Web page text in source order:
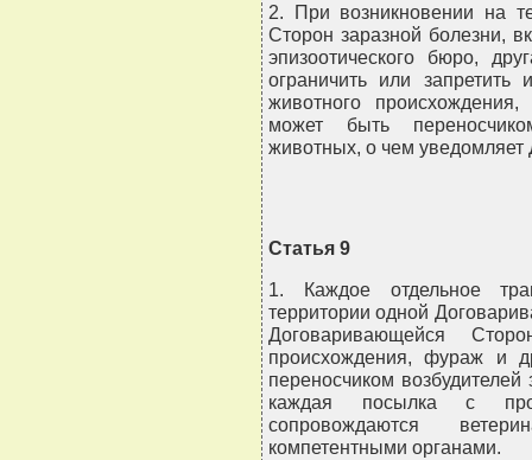
2. При возникновении на
Сторон заразной болезни,
эпизоотического бюро,
ограничить или запретить
животного
может быть
животных, о чем
Статья 9
1. Каждое отдельное
территории одной
Договаривающейся
происхождения, фураж и
переносчиком
каждая посылка с
сопровождаются
компетентными органами.